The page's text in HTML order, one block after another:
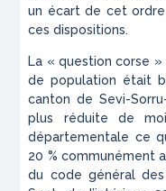
un écart de cet
ces dispositions.
La « question corse
de population était
canton de Sevi-
plus réduite de
départementale ce
20 % communément
du code général